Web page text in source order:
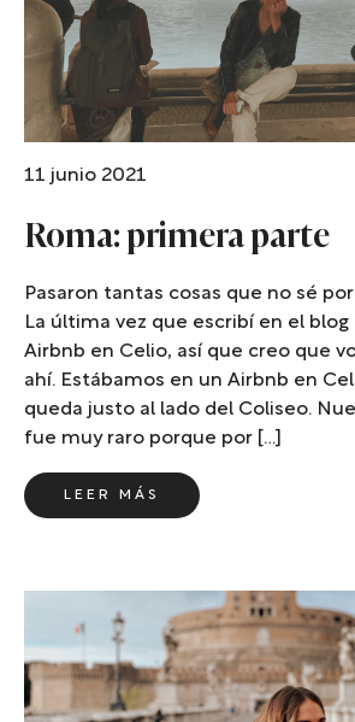
11 junio 2021
Roma: primera parte
Pasaron tantas cosas que no sé
La última vez que escribí en el blog
Airbnb en Celio, así que creo que
ahí. Estábamos en un Airbnb en
queda justo al lado del Coliseo.
fue muy raro porque por […]
LEER MÁS